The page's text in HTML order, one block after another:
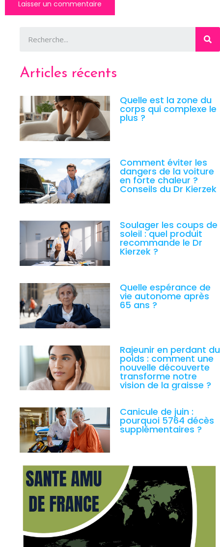
Articles récents
Quelle est la zone du
corps qui complexe le
plus ?
Comment éviter les
dangers de la voiture
en forte chaleur ?
Conseils du Dr Kierzek
Soulager les coups de
soleil : quel produit
recommande le Dr
Kierzek ?
Quelle espérance de
vie autonome après
65 ans ?
Rajeunir en perdant du
poids : comment une
nouvelle découverte
transforme notre
vision de la graisse ?
Canicule de juin :
pourquoi 5764 décès
supplémentaires ?